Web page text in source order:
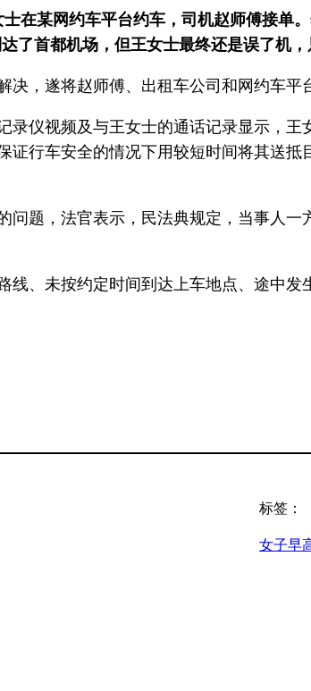
在某网约车平台约车，司机赵师傅接单
了首都机场，但王女士最终还是误了机
，遂将赵师傅、出租车公司和网约车平
录仪视频及与王女士的通话记录显示，
证行车安全的情况下用较短时间将其送
问题，法官表示，民法典规定，当事人
线、未按约定时间到达上车地点、途中
标签：
女子早